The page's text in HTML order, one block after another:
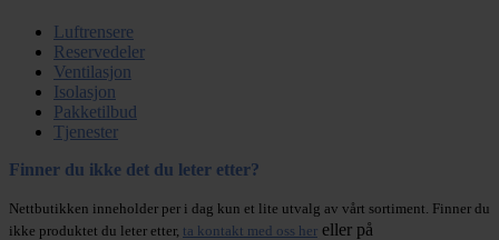
Luftrensere
Reservedeler
Ventilasjon
Isolasjon
Pakketilbud
Tjenester
Finner du ikke det du leter etter?
Nettbutikken inneholder per i dag kun et lite utvalg av vårt sortiment. Finner du
ikke produktet du leter etter, ta kontakt med oss her eller på